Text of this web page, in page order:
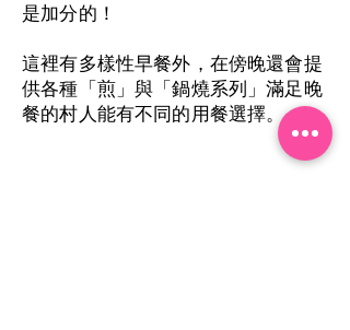
是加分的！
這裡有多樣性早餐外，在傍晚還會提
供各種「煎」與「鍋燒系列」滿足晚
餐的村人能有不同的用餐選擇。